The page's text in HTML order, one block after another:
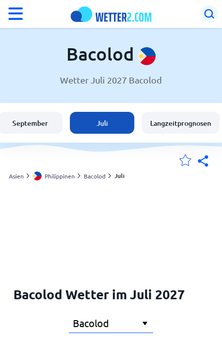
Wetter in Bacolod
Schweiz
Deutschland
Bacolod
Wetter Juli 2027 Bacolod
September Juli Langzeitprognosen
Asien Philippinen Bacolod Juli
Bacolod Wetter im Juli 2027